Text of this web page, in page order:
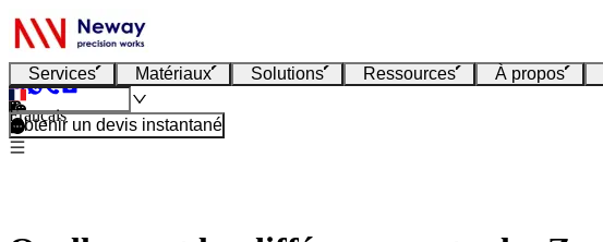
Services Matériaux Solutions Ressources À propos
Français
Obtenir un devis instantané